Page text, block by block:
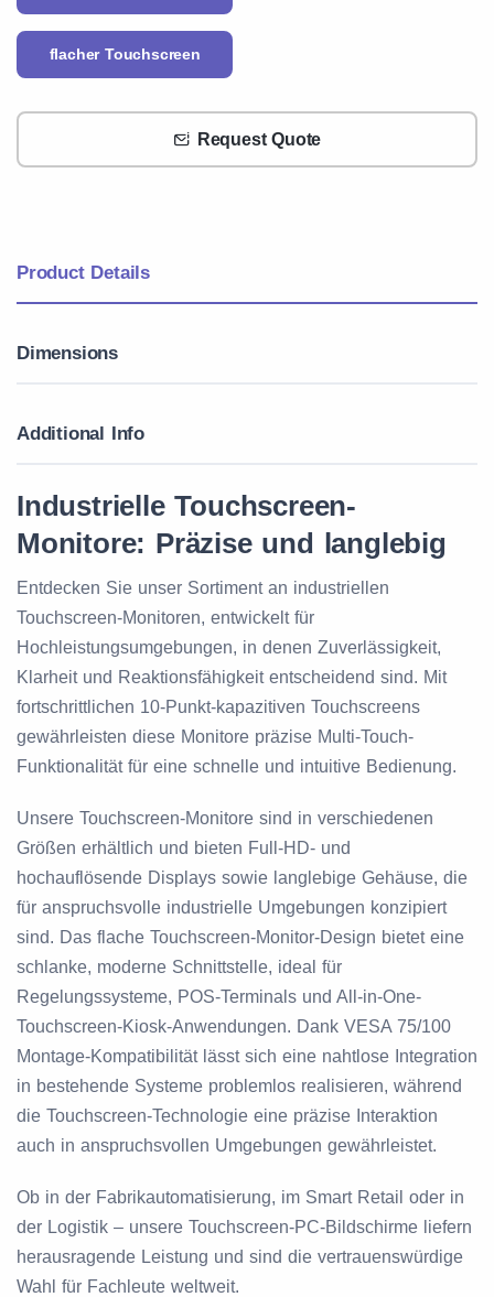
flacher Touchscreen
Request Quote
Product Details
Dimensions
Additional Info
Industrielle Touchscreen-
Monitore: Präzise und langlebig
Entdecken Sie unser Sortiment an industriellen
Touchscreen-Monitoren, entwickelt für
Hochleistungsumgebungen, in denen Zuverlässigkeit,
Klarheit und Reaktionsfähigkeit entscheidend sind. Mit
fortschrittlichen 10-Punkt-kapazitiven Touchscreens
gewährleisten diese Monitore präzise Multi-Touch-
Funktionalität für eine schnelle und intuitive Bedienung.
Unsere Touchscreen-Monitore sind in verschiedenen
Größen erhältlich und bieten Full-HD- und
hochauflösende Displays sowie langlebige Gehäuse, die
für anspruchsvolle industrielle Umgebungen konzipiert
sind. Das flache Touchscreen-Monitor-Design bietet eine
schlanke, moderne Schnittstelle, ideal für
Regelungssysteme, POS-Terminals und All-in-One-
Touchscreen-Kiosk-Anwendungen. Dank VESA 75/100
Montage-Kompatibilität lässt sich eine nahtlose Integration
in bestehende Systeme problemlos realisieren, während
die Touchscreen-Technologie eine präzise Interaktion
auch in anspruchsvollen Umgebungen gewährleistet.
Ob in der Fabrikautomatisierung, im Smart Retail oder in
der Logistik – unsere Touchscreen-PC-Bildschirme liefern
herausragende Leistung und sind die vertrauenswürdige
Wahl für Fachleute weltweit.